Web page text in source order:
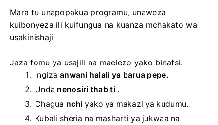
Mara tu unapopakua programu, unaweza
kuibonyeza ili kuifungua na kuanza mchakato wa
usakinishaji.
Jaza fomu ya usajili na maelezo yako binafsi:
Ingiza anwani halali ya barua pepe.
Unda nenosiri thabiti .
Chagua nchi yako ya makazi ya kudumu.
Kubali sheria na masharti ya jukwaa na